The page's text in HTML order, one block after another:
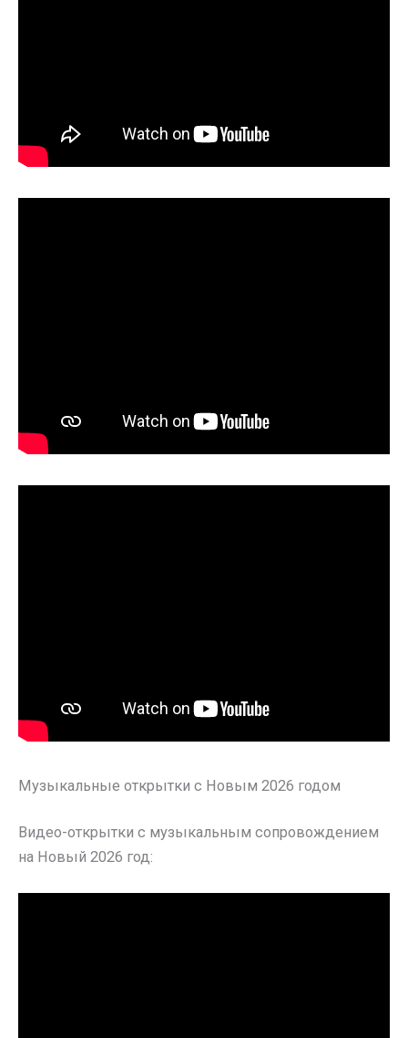
Музыкальные открытки с Новым 2026 годом
Видео-открытки с музыкальным сопровождением
на Новый 2026 год: